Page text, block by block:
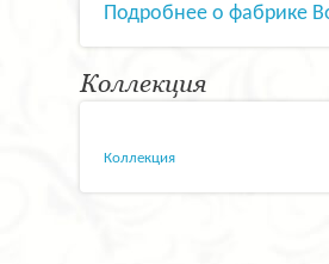
Подробнее о фабрике
Коллекция
Коллекция